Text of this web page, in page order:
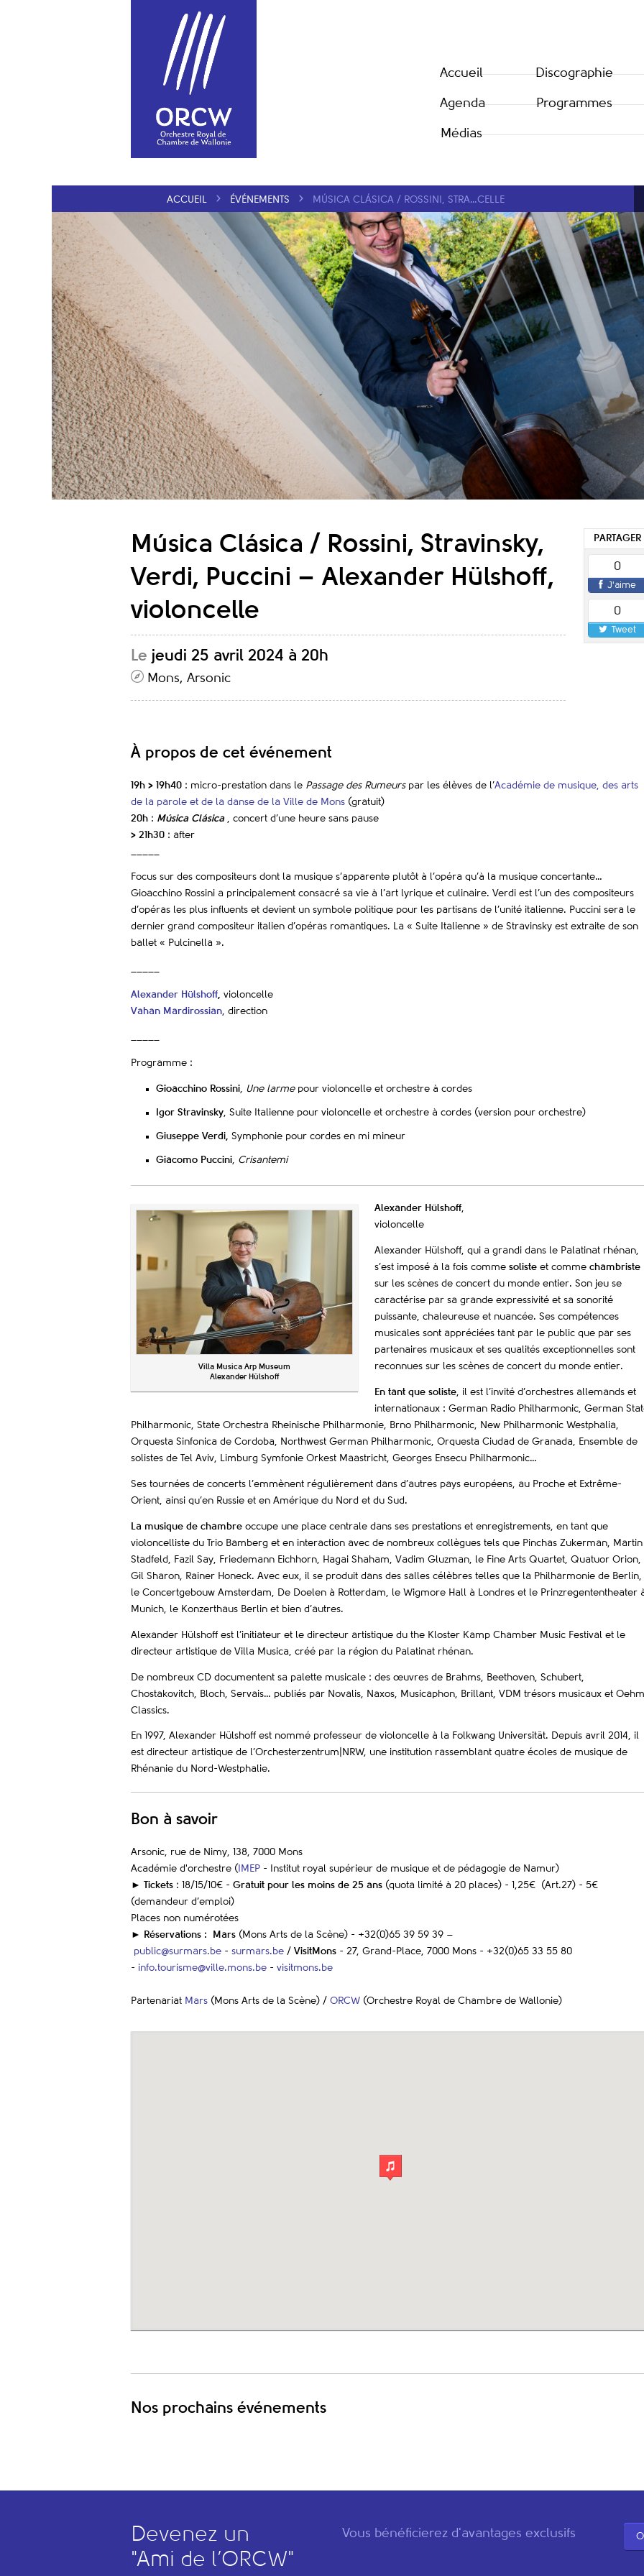
Accueil
Agenda
Médias
Discographie
Programmes
ACCUEIL ÉVÉNEMENTS MÚSICA CLÁSICA / ROSSINI, STRA…CELLE
Música Clásica / Rossini, Stravinsky,
Verdi, Puccini – Alexander Hülshoff,
violoncelle
Le jeudi 25 avril 2024 à 20h
Mons, Arsonic
À propos de cet événement
19h > 19h40 : micro-prestation dans le Passage des Rumeurspar les élèves de l’Académie de musique, des arts
de la parole et de la danse de la Ville de Mons (gratuit)
20h : Música Clásica
, concert d’une heure sans pause
> 21h30 : after
Focus sur des compositeurs dont la musique s’apparente plutôt à l’opéra qu’à la musique concertante…
Gioacchino Rossini a principalement consacré sa vie à l’art lyrique et culinaire. Verdi est l’un des compositeurs
d’opéras les plus influents et devient un symbole politique pour les partisans de l’unité italienne. Puccini sera le
dernier grand compositeur italien d’opéras romantiques. La « Suite Italienne » de Stravinsky est extraite de son
ballet « Pulcinella ».
Alexander Hülshoff, violoncelle
Vahan Mardirossian, direction
Programme :
Gioacchino Rossini, Une larmepour violoncelle et orchestre à cordes
Igor Stravinsky, Suite Italienne pour violoncelle et orchestre à cordes (version pour orchestre)
Giuseppe Verdi, Symphonie pour cordes en mi mineur
Giacomo Puccini, Crisantemi
Villa Musica Arp Museum
Alexander Hülshoff
Alexander Hülshoff,
violoncelle
Alexander Hülshoff, qui a grandi dans le Palatinat rhénan,
s’est imposé à la fois comme solisteet comme chambriste
sur les scènes de concert du monde entier. Son jeu se
caractérise par sa grande expressivité et sa sonorité
puissante, chaleureuse et nuancée. Ses compétences
musicales sont appréciées tant par le public que par ses
partenaires musicaux et ses qualités exceptionnelles sont
reconnues sur les scènes de concert du monde entier.
En tant que soliste, il est l’invité d’orchestres allemands et
internationaux : German Radio Philharmonic, German
Philharmonic, State Orchestra Rheinische Philharmonie, Brno Philharmonic, New Philharmonic Westphalia,
Orquesta Sinfonica de Cordoba, Northwest German Philharmonic, Orquesta Ciudad de Granada, Ensemble de
solistes de Tel Aviv, Limburg Symfonie Orkest Maastricht, Georges Ensecu Philharmonic…
Ses tournées de concerts l’emmènent régulièrement dans d’autres pays européens, au Proche et Extrême-
Orient, ainsi qu’en Russie et en Amérique du Nord et du Sud.
La musique de chambre occupe une place centrale dans ses prestations et enregistrements, en tant que
violoncelliste du Trio Bamberg et en interaction avec de nombreux collègues tels que Pinchas Zukerman, Martin
Stadfeld, Fazil Say, Friedemann Eichhorn, Hagai Shaham, Vadim Gluzman, le Fine Arts Quartet, Quatuor Orion,
Gil Sharon, Rainer Honeck. Avec eux, il se produit dans des salles célèbres telles que la Philharmonie de Berlin,
le Concertgebouw Amsterdam, De Doelen à Rotterdam, le Wigmore Hall à Londres et le Prinzregententheater
Munich, le Konzerthaus Berlin et bien d’autres.
Alexander Hülshoff est l’initiateur et le directeur artistique du the Kloster Kamp Chamber Music Festival et le
directeur artistique de Villa Musica, créé par la région du Palatinat rhénan.
De nombreux CD documentent sa palette musicale : des œuvres de Brahms, Beethoven, Schubert,
Chostakovitch, Bloch, Servais… publiés par Novalis, Naxos, Musicaphon, Brillant, VDM trésors musicaux et
Classics.
En 1997, Alexander Hülshoff est nommé professeur de violoncelle à la Folkwang Universität. Depuis avril 2014, il
est directeur artistique de l’Orchesterzentrum|NRW, une institution rassemblant quatre écoles de musique de
Rhénanie du Nord-Westphalie.
Bon à savoir
Arsonic, rue de Nimy, 138, 7000 Mons
Académie d'orchestre ( IMEP - Institut royal supérieur de musique et de pédagogie de Namur)
►
Tickets : 18/15/10€ - Gratuit pour les moins de 25 ans (quota limité à 20 places) - 1,25€ (Art.27) - 5€
(demandeur d’emploi)
Places non numérotées
►
Réservations : Mars (Mons Arts de la Scène) - +32(0)65 39 59 39 –
public@surmars.be - surmars.be / VisitMons - 27, Grand-Place, 7000 Mons - +32(0)65 33 55 80
- info.tourisme@ville.mons.be - visitmons.be
Partenariat Mars (Mons Arts de la Scène) / ORCW (Orchestre Royal de Chambre de Wallonie)
PARTAGER
0
J'aime
0
Tweet
Nos prochains événements
Devenez un
"Ami de l’ORCW"
Vous bénéficierez d'avantages exclusifs